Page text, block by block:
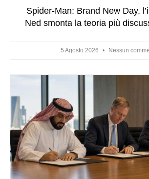
Spider-Man: Brand New Day,
Ned smonta la teoria più
5 Agosto 2026 Nessun